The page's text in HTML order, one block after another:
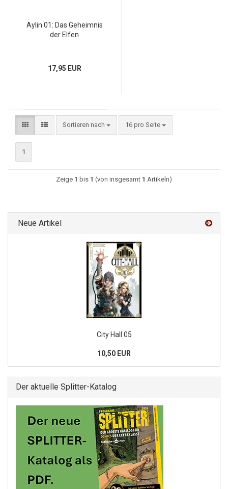
Aylin 01: Das Geheimnis
der Elfen
17,95 EUR
Sortieren nach 16 pro Seite
1
Zeige 1 bis 1 (von insgesamt 1 Artikeln)
Neue Artikel
City Hall 05
10,50 EUR
Der aktuelle Splitter-Katalog